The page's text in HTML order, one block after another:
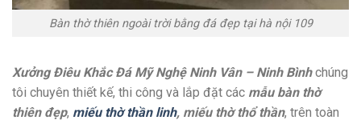
Bàn thờ thiên ngoài trời bằng đá đẹp tại hà nội 109
Xưởng Điêu Khắc Đá Mỹ Nghệ Ninh Vân – Ninh Bìnhchúng
tôi chuyên thiết kế, thi công và lắp đặt các mẫu bàn thờ
thiên đẹp, miếu thờ thần linh, miếu thờ thổ thần, trên toàn